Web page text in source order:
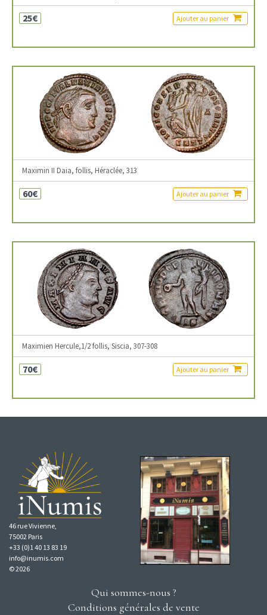
25€ Ajouter au panier
Maximin II Daia, follis, Héraclée, 313
60€ Ajouter au panier
Maximien Hercule,1/2 follis, Siscia, 307-308
70€ Ajouter au panier
46 rue Vivienne,
75002 Paris
+33 (0)1 40 13 83 19
info@inumis.com
© 2026
Qui sommes-nous ?
Conditions générales de vente